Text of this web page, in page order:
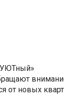
УЮТный»
от новых